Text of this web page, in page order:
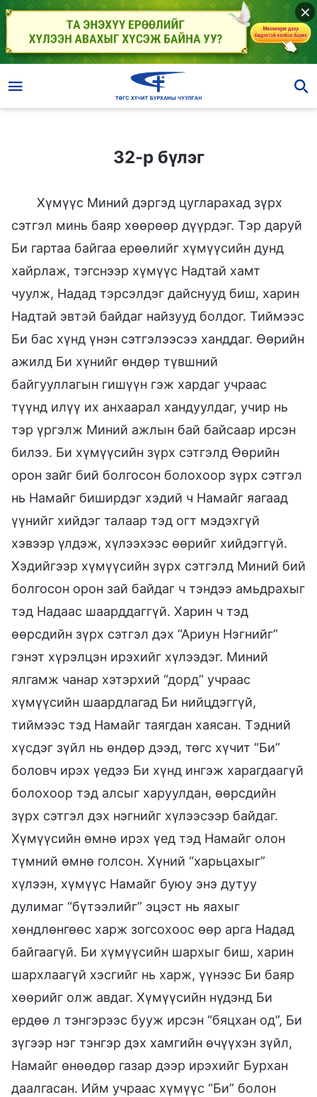
32-р бүлэг
Хүмүүс Миний дэргэд цугларахад зүрх
сэтгэл минь баяр хөөрөөр дүүрдэг. Тэр даруй
Би гартаа байгаа ерөөлийг хүмүүсийн дунд
хайрлаж, тэгснээр хүмүүс Надтай хамт
чуулж, Надад тэрсэлдэг дайснууд биш, харин
Надтай эвтэй байдаг найзууд болдог. Тиймээс
Би бас хүнд үнэн сэтгэлээсээ ханддаг. Өөрийн
ажилд Би хүнийг өндөр түвшний
байгууллагын гишүүн гэж хардаг учраас
түүнд илүү их анхаарал хандуулдаг, учир нь
тэр үргэлж Миний ажлын бай байсаар ирсэн
билээ. Би хүмүүсийн зүрх сэтгэлд Өөрийн
орон зайг бий болгосон болохоор зүрх сэтгэл
нь Намайг биширдэг хэдий ч Намайг яагаад
үүнийг хийдэг талаар тэд огт мэдэхгүй
хэвээр үлдэж, хүлээхээс өөрийг хийдэггүй.
Хэдийгээр хүмүүсийн зүрх сэтгэлд Миний бий
болгосон орон зай байдаг ч тэндээ амьдрахыг
тэд Надаас шаарддаггүй. Харин ч тэд
өөрсдийн зүрх сэтгэл дэх “Ариун Нэгнийг”
гэнэт хүрэлцэн ирэхийг хүлээдэг. Миний
ялгамж чанар хэтэрхий “дорд” учраас
хүмүүсийн шаардлагад Би нийцдэггүй,
тиймээс тэд Намайг таягдан хаясан. Тэдний
хүсдэг зүйл нь өндөр дээд, төгс хүчит “Би”
боловч ирэх үедээ Би хүнд ингэж харагдаагүй
болохоор тэд алсыг харуулдан, өөрсдийн
зүрх сэтгэл дэх нэгнийг хүлээсээр байдаг.
Хүмүүсийн өмнө ирэх үед тэд Намайг олон
түмний өмнө голсон. Хүний “харьцахыг”
хүлээн, хүмүүс Намайг буюу энэ дутуу
дулимаг “бүтээлийг” эцэст нь яахыг
хөндлөнгөөс харж зогсохоос өөр арга Надад
байгаагүй. Би хүмүүсийн шархыг биш, харин
шархлаагүй хэсгийг нь харж, үүнээс Би баяр
хөөрийг олж авдаг. Хүмүүсийн нүдэнд Би
ердөө л тэнгэрээс бууж ирсэн “бяцхан од”, Би
зүгээр нэг тэнгэр дэх хамгийн өчүүхэн зүйл,
Намайг өнөөдөр газар дээр ирэхийг Бурхан
даалгасан. Ийм учраас хүмүүс “Би” болон